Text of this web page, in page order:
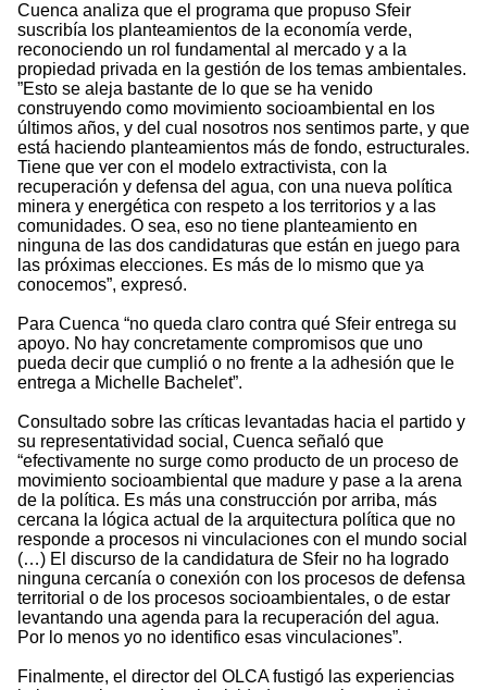
Cuenca analiza que el programa que propuso Sfeir
suscribía los planteamientos de la economía verde,
reconociendo un rol fundamental al mercado y a la
propiedad privada en la gestión de los temas ambientales.
”Esto se aleja bastante de lo que se ha venido
construyendo como movimiento socioambiental en los
últimos años, y del cual nosotros nos sentimos parte, y que
está haciendo planteamientos más de fondo, estructurales.
Tiene que ver con el modelo extractivista, con la
recuperación y defensa del agua, con una nueva política
minera y energética con respeto a los territorios y a las
comunidades. O sea, eso no tiene planteamiento en
ninguna de las dos candidaturas que están en juego para
las próximas elecciones. Es más de lo mismo que ya
conocemos”, expresó.
Para Cuenca “no queda claro contra qué Sfeir entrega su
apoyo. No hay concretamente compromisos que uno
pueda decir que cumplió o no frente a la adhesión que le
entrega a Michelle Bachelet”.
Consultado sobre las críticas levantadas hacia el partido y
su representatividad social, Cuenca señaló que
“efectivamente no surge como producto de un proceso de
movimiento socioambiental que madure y pase a la arena
de la política. Es más una construcción por arriba, más
cercana la lógica actual de la arquitectura política que no
responde a procesos ni vinculaciones con el mundo social
(…) El discurso de la candidatura de Sfeir no ha logrado
ninguna cercanía o conexión con los procesos de defensa
territorial o de los procesos socioambientales, o de estar
levantando una agenda para la recuperación del agua.
Por lo menos yo no identifico esas vinculaciones”.
Finalmente, el director del OLCA fustigó las experiencias